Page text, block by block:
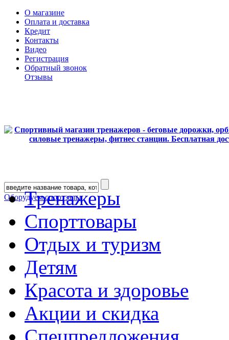
О магазине
Оплата и доставка
Кредит
Контакты
Видео
Регистрация
Обратный звонок
Отзывы
Оборудуем спортзалы
Тренажеры
Спорттовары
Отдых и туризм
Детям
Красота и здоровье
Акции и скидка